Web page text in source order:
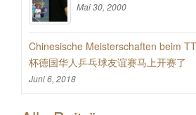
Mai 30, 2000
Chinesische Meisterschaften beim
杯德国华人乒乓球友谊赛马上开赛了
Juni 6, 2018